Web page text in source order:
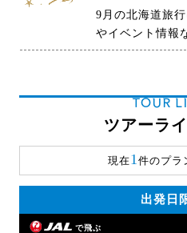
9月の北海道旅
やイベント情報
TOUR
ツアーラ
現在1件のプラ
出発日
で飛ぶ